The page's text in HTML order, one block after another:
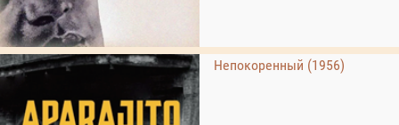
Непокоренный (1956)